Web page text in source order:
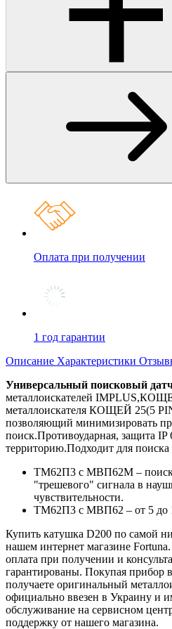
Оплата при получении
1 год гарантии
Описание Характеристики
Универсальный поисковый
металлоискателей
металлоискателя КОЩЕЙ 25(5
позволяющий минимизировать
поиск.Противоударная, защита IP
территорию.Подходит для
ТМ62П3 с МВП62М – поиск
"трешевого" сигнала в
чувствительности.
ТМ62П3 с МВП62 – от 5 до
Купить катушка D200 по самой
нашем интернет магазине Fortuna.
оплата при получении и
гарантированы. Покупая прибор
получаете оригинальный
официально ввезен в Украину и
обслуживание на сервисном
поддержку от нашего магазина.